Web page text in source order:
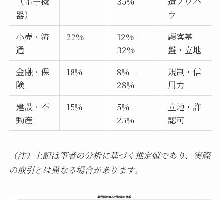
器）
ウ
小売・流
通
22%
12% –
32%
顧客基
盤・立地
金融・保
険
18%
8% –
28%
規制・信
用力
建設・不
動産
15%
5% –
25%
立地・許
認可
（注）上記は筆者の分析に基づく推定値であり、実際
の取引とは異なる場合があります。